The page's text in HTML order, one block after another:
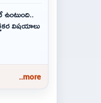
విషయాలు
..more